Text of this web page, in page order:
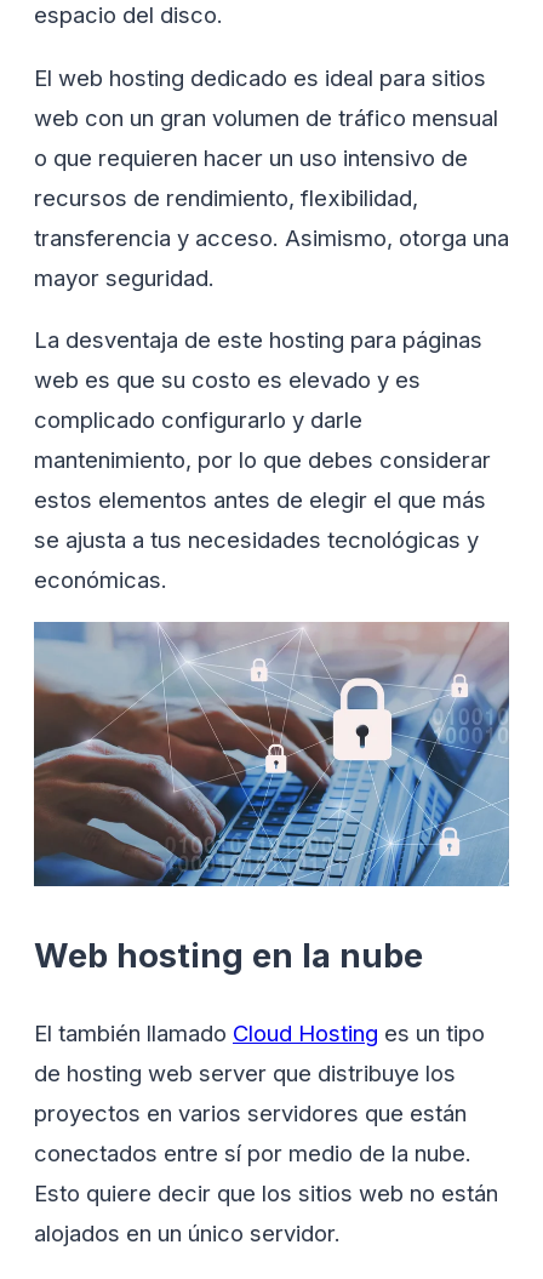
espacio del disco.
El web hosting dedicado es ideal para sitios
web con un gran volumen de tráfico mensual
o que requieren hacer un uso intensivo de
recursos de rendimiento, flexibilidad,
transferencia y acceso. Asimismo, otorga una
mayor seguridad.
La desventaja de este hosting para páginas
web es que su costo es elevado y es
complicado configurarlo y darle
mantenimiento, por lo que debes considerar
estos elementos antes de elegir el que más
se ajusta a tus necesidades tecnológicas y
económicas.
Web hosting en la nube
El también llamado Cloud Hosting es un tipo
de hosting web server que distribuye los
proyectos en varios servidores que están
conectados entre sí por medio de la nube.
Esto quiere decir que los sitios web no están
alojados en un único servidor.